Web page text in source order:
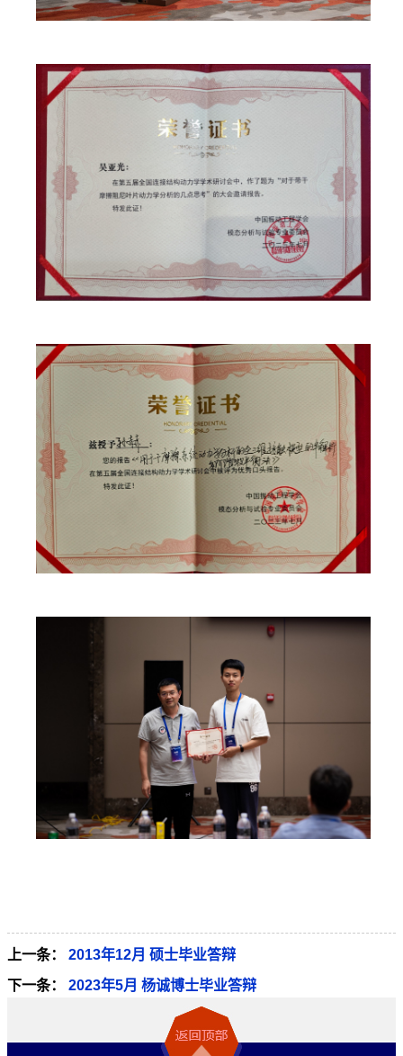
上一条：
2013年12月 硕士毕业答辩
下一条：
2023年5月 杨诚博士毕业答辩